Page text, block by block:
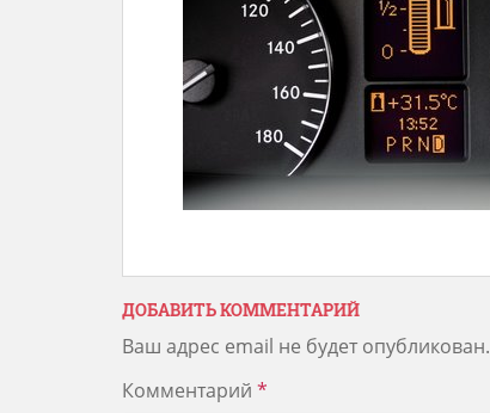
ДОБАВИТЬ КОММЕНТАРИЙ
Ваш адрес email не будет опубликован.
Комментарий *